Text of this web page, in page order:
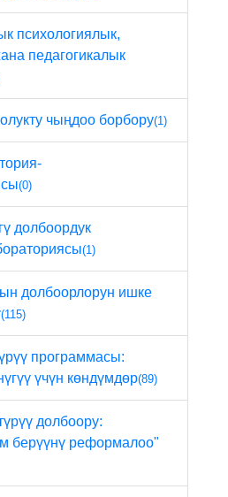
психологиялык,
педагогикалык
чыңдоо борбору(1)
(0)
долбоордук
(1)
долбоорлорун ишке
(115)
программасы:
үчүн көндүмдөр(89)
долбоору:
берүүнү реформалоо"